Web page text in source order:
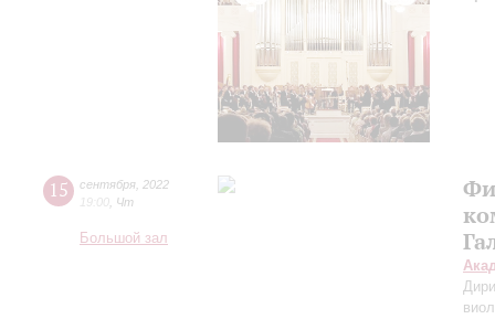
15 сентября 2022
19:00 Чт
Большой зал